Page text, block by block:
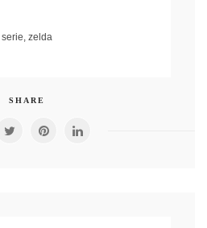
serie, zelda
SHARE